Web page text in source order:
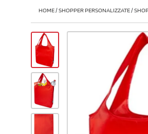
HOME/SHOPPER PERSONALIZZATE/